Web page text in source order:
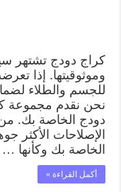
كراج دودج تشتهر
وموثوقيتها. إذا
للجسم والطلاء
نحن نقدم مجموعة
دودج الخاصة بك.
الإصلاحات الأكثر
الخاصة بك وكأنها …
أكمل القراءة »